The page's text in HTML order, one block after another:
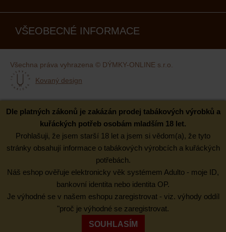
VŠEOBECNÉ INFORMACE
Všechna práva vyhrazena © DÝMKY-ONLINE s.r.o.
Kovaný design
Dle platných zákonů je zakázán prodej tabákových výrobků a
kuřáckých potřeb osobám mladším 18 let.
Prohlašuji, že jsem starší 18 let a jsem si vědom(a), že tyto
stránky obsahují informace o tabákových výrobcích a kuřáckých
potřebách.
Náš eshop ověřuje elektronicky věk systémem Adulto - moje ID,
bankovní identita nebo identita OP.
Je výhodné se v našem eshopu zaregistrovat - viz. výhody oddíl
"proč je výhodné se zaregistrovat.
SOUHLASÍM